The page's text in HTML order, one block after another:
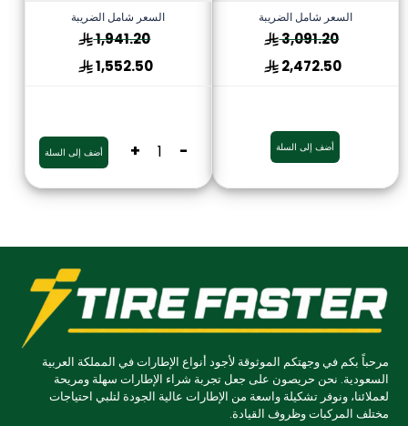
السعر شامل الضريبة
3,091.20
2,472.50
أضف إلى السلة
السعر شامل الضريبة
1,941.20
1,552.50
-
+ أضف إلى السلة
مرحباً بكم في وجهتكم الموثوقة لأجود أنواع الإطارات في المملكة العربية
السعودية. نحن حريصون على جعل تجربة شراء الإطارات سهلة ومريحة
لعملائنا، ونوفر تشكيلة واسعة من الإطارات عالية الجودة لتلبي احتياجات
مختلف المركبات وظروف القيادة.